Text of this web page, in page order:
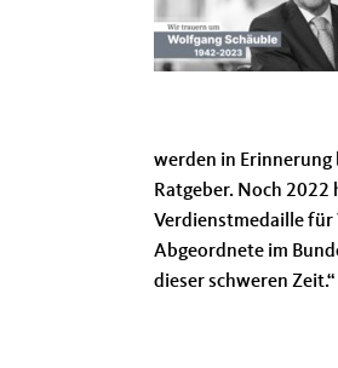
werden in Erinnerung
Ratgeber. Noch
Verdienstmedaille für
Abgeordnete im
dieser schweren Zeit.“